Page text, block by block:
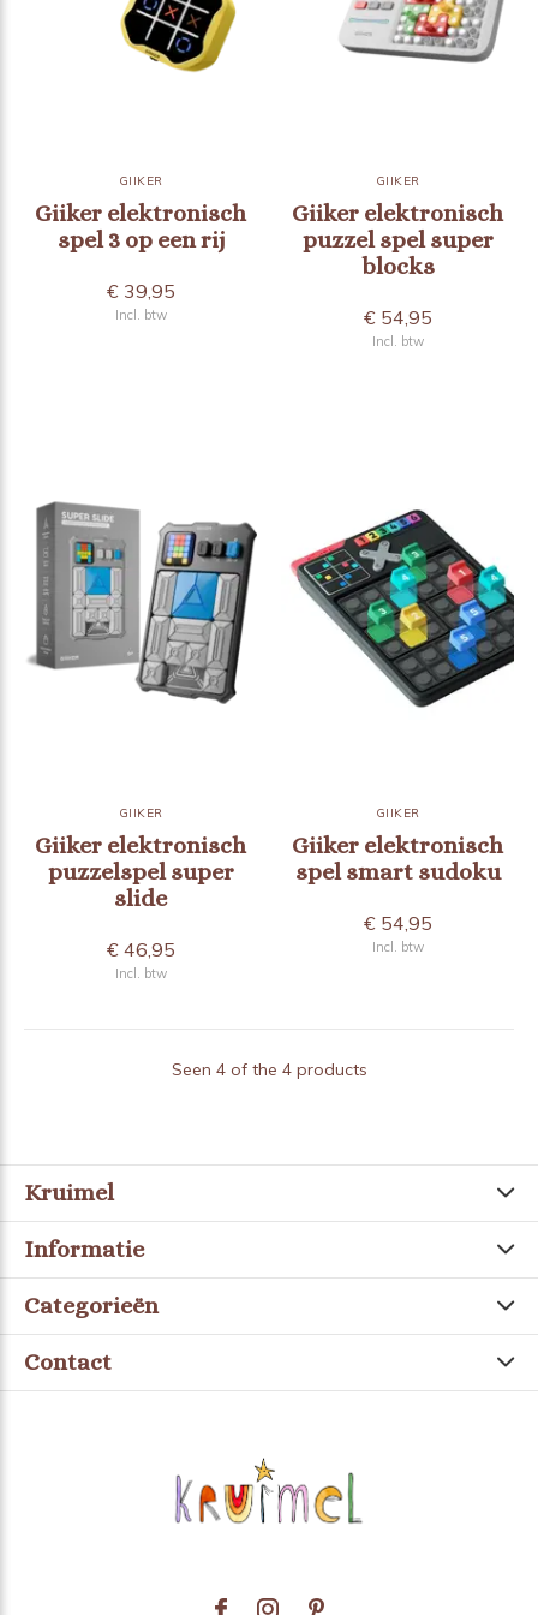
GIIKER
Giiker elektronisch
spel 3 op een rij
€ 39,95
Incl. btw
GIIKER
Giiker elektronisch
puzzel spel super
blocks
€ 54,95
Incl. btw
GIIKER
Giiker elektronisch
puzzelspel super
slide
€ 46,95
Incl. btw
GIIKER
Giiker elektronisch
spel smart sudoku
€ 54,95
Incl. btw
Seen 4 of the 4 products
Kruimel
Informatie
Categorieën
Contact